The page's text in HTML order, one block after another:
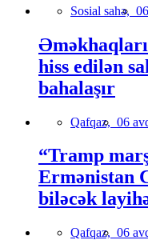
Sosial sahə,
hiss edilən
bahalaşır
Qafqaz, 06
“Tramp
Ermənistan
biləcək
Qafqaz, 06